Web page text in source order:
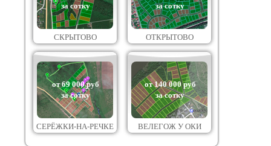
за сотку
СКРЫТОВО
за сотку
ОТКРЫТОВО
от 69 000 руб
за сотку
СЕРЁЖКИ-НА-РЕЧКЕ
от 140 000 руб
за сотку
ВЕЛЕГОЖ У ОКИ